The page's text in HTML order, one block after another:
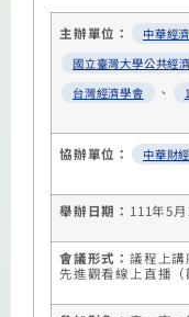
主辦單位： 中華經
國立臺灣大學公共經
台灣經濟學會 、
協辦單位： 中華財
舉辦日期： 111年5月
會議形式： 議程上
先進觀看線上直播